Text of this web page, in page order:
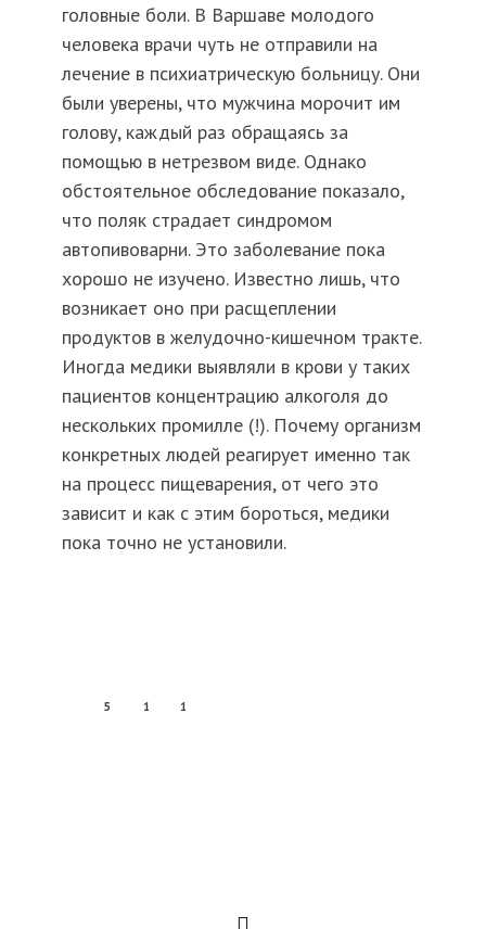
головные боли. В Варшаве молодого
человека врачи чуть не отправили на
лечение в психиатрическую больницу. Они
были уверены, что мужчина морочит им
голову, каждый раз обращаясь за
помощью в нетрезвом виде. Однако
обстоятельное обследование показало,
что поляк страдает синдромом
автопивоварни. Это заболевание пока
хорошо не изучено. Известно лишь, что
возникает оно при расщеплении
продуктов в желудочно-кишечном тракте.
Иногда медики выявляли в крови у таких
пациентов концентрацию алкоголя до
нескольких промилле (!). Почему организм
конкретных людей реагирует именно так
на процесс пищеварения, от чего это
зависит и как с этим бороться, медики
пока точно не установили.
5 1 1